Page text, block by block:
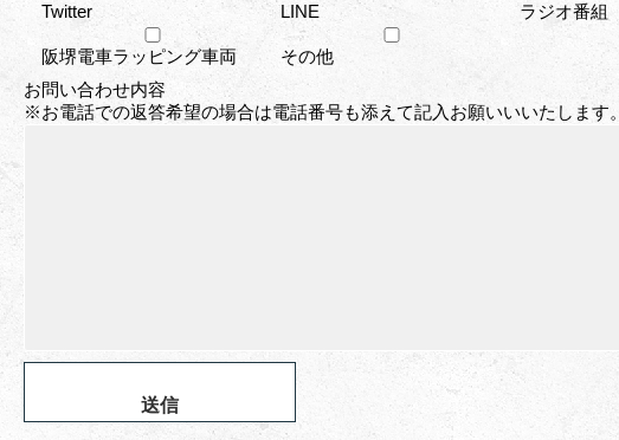
Twitter LINE ラジオ番組
阪堺電車ラッピング車両
その他
お問い合わせ内容
※お電話での返答希望の場合は電話番号も添えて記入お願いいいたします。